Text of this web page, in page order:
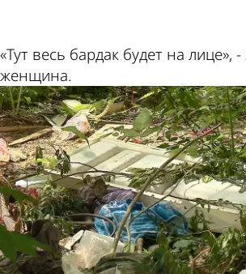
«Тут весь бардак будет на лице»,
женщина.